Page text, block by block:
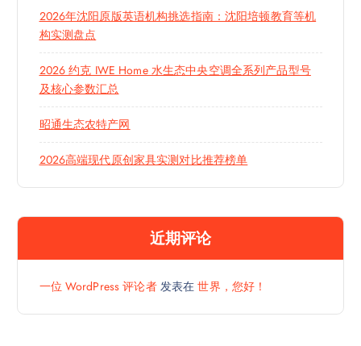
2026年沈阳原版英语机构挑选指南：沈阳培顿教育等机
构实测盘点
2026 约克 IWE Home 水生态中央空调全系列产品型号
及核心参数汇总
昭通生态农特产网
2026高端现代原创家具实测对比推荐榜单
近期评论
一位 WordPress 评论者发表在世界，您好！